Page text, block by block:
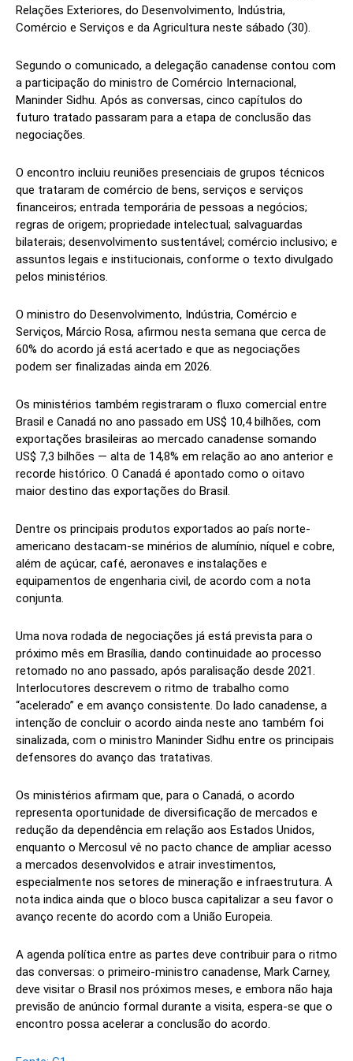
Relações Exteriores, do Desenvolvimento, Indústria,
Comércio e Serviços e da Agricultura neste sábado (30).
Segundo o comunicado, a delegação canadense contou com
a participação do ministro de Comércio Internacional,
Maninder Sidhu. Após as conversas, cinco capítulos do
futuro tratado passaram para a etapa de conclusão das
negociações.
O encontro incluiu reuniões presenciais de grupos técnicos
que trataram de comércio de bens, serviços e serviços
financeiros; entrada temporária de pessoas a negócios;
regras de origem; propriedade intelectual; salvaguardas
bilaterais; desenvolvimento sustentável; comércio inclusivo; e
assuntos legais e institucionais, conforme o texto divulgado
pelos ministérios.
O ministro do Desenvolvimento, Indústria, Comércio e
Serviços, Márcio Rosa, afirmou nesta semana que cerca de
60% do acordo já está acertado e que as negociações
podem ser finalizadas ainda em 2026.
Os ministérios também registraram o fluxo comercial entre
Brasil e Canadá no ano passado em US$ 10,4 bilhões, com
exportações brasileiras ao mercado canadense somando
US$ 7,3 bilhões — alta de 14,8% em relação ao ano anterior e
recorde histórico. O Canadá é apontado como o oitavo
maior destino das exportações do Brasil.
Dentre os principais produtos exportados ao país norte-
americano destacam-se minérios de alumínio, níquel e cobre,
além de açúcar, café, aeronaves e instalações e
equipamentos de engenharia civil, de acordo com a nota
conjunta.
Uma nova rodada de negociações já está prevista para o
próximo mês em Brasília, dando continuidade ao processo
retomado no ano passado, após paralisação desde 2021.
Interlocutores descrevem o ritmo de trabalho como
“acelerado” e em avanço consistente. Do lado canadense, a
intenção de concluir o acordo ainda neste ano também foi
sinalizada, com o ministro Maninder Sidhu entre os principais
defensores do avanço das tratativas.
Os ministérios afirmam que, para o Canadá, o acordo
representa oportunidade de diversificação de mercados e
redução da dependência em relação aos Estados Unidos,
enquanto o Mercosul vê no pacto chance de ampliar acesso
a mercados desenvolvidos e atrair investimentos,
especialmente nos setores de mineração e infraestrutura. A
nota indica ainda que o bloco busca capitalizar a seu favor o
avanço recente do acordo com a União Europeia.
A agenda política entre as partes deve contribuir para o ritmo
das conversas: o primeiro-ministro canadense, Mark Carney,
deve visitar o Brasil nos próximos meses, e embora não haja
previsão de anúncio formal durante a visita, espera-se que o
encontro possa acelerar a conclusão do acordo.